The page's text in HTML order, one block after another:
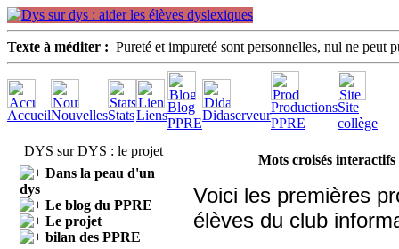
Texte à méditer : Pureté et impureté sont personnelles, nul ne
AccueilNouvellesStatsLiens
Blog
PPRE
Didaserveur
Productions
PPRE
Site
collège
DYS sur DYS : le projet
Dans la peau d'un
dys
Le blog du PPRE
Le projet
bilan des PPRE
Mots croisés
Voici les premières
élèves du club